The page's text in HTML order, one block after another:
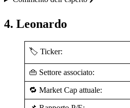
4. Leonardo
🏷️ Ticker:
👜 Settore associato:
🔁 Market Cap attuale: